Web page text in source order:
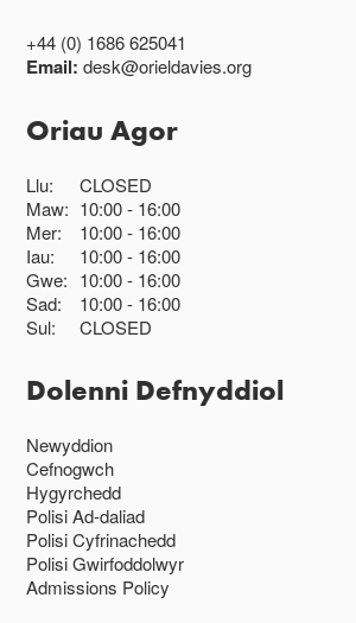
+44 (0) 1686 625041
Email:desk@orieldavies.org
Oriau Agor
Llu:
CLOSED
Maw: 10:00 16:00
Mer:
10:00 16:00
Iau:
10:00 16:00
Gwe: 10:00 16:00
Sad:
10:00 16:00
Sul:
CLOSED
Dolenni Defnyddiol
Newyddion
Cefnogwch
Hygyrchedd
Polisi Ad-daliad
Polisi Cyfrinachedd
Polisi Gwirfoddolwyr
Admissions Policy